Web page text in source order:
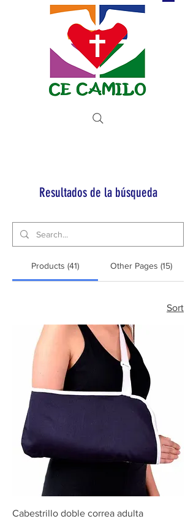
Donate now
Resultados de la búsqueda
Products (41) Other Pages (15)
Sort
Cabestrillo doble correa adulta